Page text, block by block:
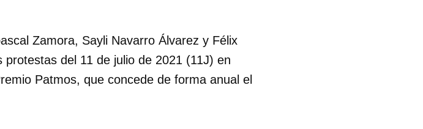
Zamora, Sayli Navarro Álvarez y Félix
del 11 de julio de 2021 (11J) en
Patmos, que concede de forma anual el